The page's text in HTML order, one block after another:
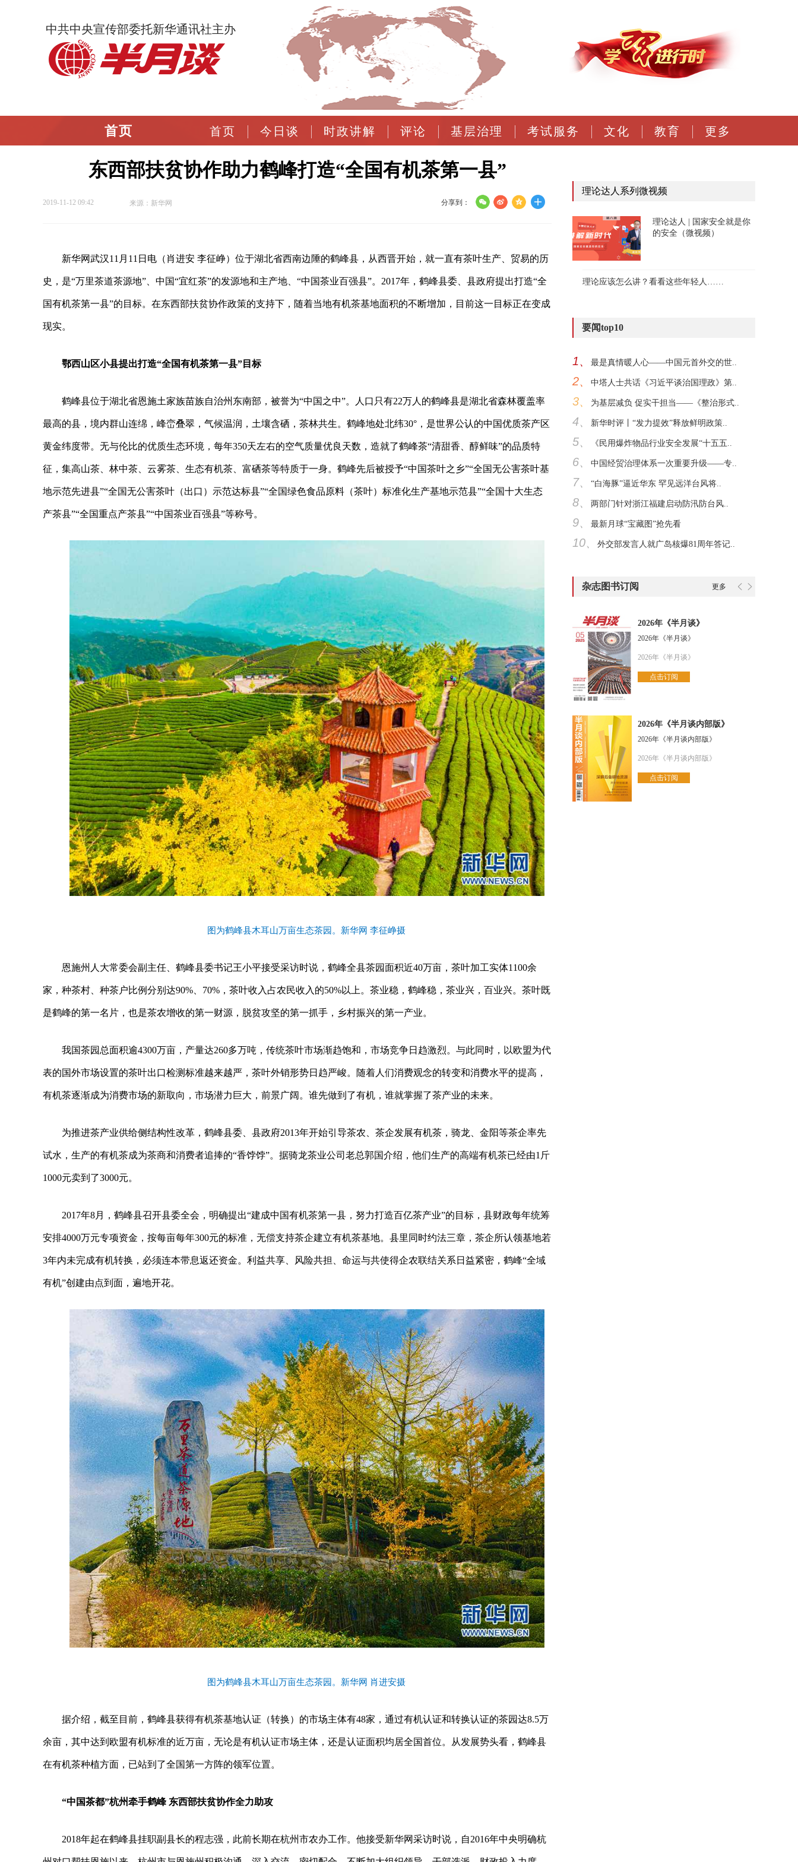
中共中央宣传部委托新华通讯社主办
首页 首页 今日谈 时政讲解 评论 基层治理 考试服务 文化 教育 更多
东西部扶贫协作助力鹤峰打造“全国有机茶第一县”
2019-11-12 09:42 来源：新华网 分享到：
新华网武汉11月11日电（肖进安 李征峥）位于湖北省西南边陲的鹤峰县，从西晋开始，就一直有茶叶生产、贸易的历
史，是“万里茶道茶源地”、中国“宜红茶”的发源地和主产地、“中国茶业百强县”。2017年，鹤峰县委、县政府提出打造“全
国有机茶第一县”的目标。在东西部扶贫协作政策的支持下，随着当地有机茶基地面积的不断增加，目前这一目标正在变成
现实。
鄂西山区小县提出打造“全国有机茶第一县”目标
鹤峰县位于湖北省恩施土家族苗族自治州东南部，被誉为“中国之中”。人口只有22万人的鹤峰县是湖北省森林覆盖率
最高的县，境内群山连绵，峰峦叠翠，气候温润，土壤含硒，茶林共生。鹤峰地处北纬30°，是世界公认的中国优质茶产区
黄金纬度带。无与伦比的优质生态环境，每年350天左右的空气质量优良天数，造就了鹤峰茶“清甜香、醇鲜味”的品质特
征，集高山茶、林中茶、云雾茶、生态有机茶、富硒茶等特质于一身。鹤峰先后被授予“中国茶叶之乡”“全国无公害茶叶基
地示范先进县”“全国无公害茶叶（出口）示范达标县”“全国绿色食品原料（茶叶）标准化生产基地示范县”“全国十大生态
产茶县”“全国重点产茶县”“中国茶业百强县”等称号。
图为鹤峰县木耳山万亩生态茶园。新华网 李征峥摄
恩施州人大常委会副主任、鹤峰县委书记王小平接受采访时说，鹤峰全县茶园面积近40万亩，茶叶加工实体1100余
家，种茶村、种茶户比例分别达90%、70%，茶叶收入占农民收入的50%以上。茶业稳，鹤峰稳，茶业兴，百业兴。茶叶既
是鹤峰的第一名片，也是茶农增收的第一财源，脱贫攻坚的第一抓手，乡村振兴的第一产业。
我国茶园总面积逾4300万亩，产量达260多万吨，传统茶叶市场渐趋饱和，市场竞争日趋激烈。与此同时，以欧盟为代
表的国外市场设置的茶叶出口检测标准越来越严，茶叶外销形势日趋严峻。随着人们消费观念的转变和消费水平的提高，
有机茶逐渐成为消费市场的新取向，市场潜力巨大，前景广阔。谁先做到了有机，谁就掌握了茶产业的未来。
为推进茶产业供给侧结构性改革，鹤峰县委、县政府2013年开始引导茶农、茶企发展有机茶，骑龙、金阳等茶企率先
试水，生产的有机茶成为茶商和消费者追捧的“香饽饽”。据骑龙茶业公司老总郭国介绍，他们生产的高端有机茶已经由1斤
1000元卖到了3000元。
2017年8月，鹤峰县召开县委全会，明确提出“建成中国有机茶第一县，努力打造百亿茶产业”的目标，县财政每年统筹
安排4000万元专项资金，按每亩每年300元的标准，无偿支持茶企建立有机茶基地。县里同时约法三章，茶企所认领基地若
3年内未完成有机转换，必须连本带息返还资金。利益共享、风险共担、命运与共使得企农联结关系日益紧密，鹤峰“全域
有机”创建由点到面，遍地开花。
图为鹤峰县木耳山万亩生态茶园。新华网 肖进安摄
据介绍，截至目前，鹤峰县获得有机茶基地认证（转换）的市场主体有48家，通过有机认证和转换认证的茶园达8.5万
余亩，其中达到欧盟有机标准的近万亩，无论是有机认证市场主体，还是认证面积均居全国首位。从发展势头看，鹤峰县
在有机茶种植方面，已站到了全国第一方阵的领军位置。
“中国茶都”杭州牵手鹤峰 东西部扶贫协作全力助攻
2018年起在鹤峰县挂职副县长的程志强，此前长期在杭州市农办工作。他接受新华网采访时说，自2016年中央明确杭
理论达人系列微视频
理论达人 | 国家安全就是你
的安全（微视频）
理论应该怎么讲？看看这些年轻人……
要闻top10
1、 最是真情暖人心——中国元首外交的世..
2、 中塔人士共话《习近平谈治国理政》第..
3、 为基层减负 促实干担当——《整治形式..
4、 新华时评丨“发力提效”释放鲜明政策..
5、 《民用爆炸物品行业安全发展“十五五..
6、 中国经贸治理体系一次重要升级——专..
7、 “白海豚”逼近华东 罕见远洋台风将..
8、 两部门针对浙江福建启动防汛防台风..
9、 最新月球“宝藏图”抢先看
10、 外交部发言人就广岛核爆81周年答记..
杂志图书订阅 更多
2026年《半月谈》
2026年《半月谈》
2026年《半月谈》
点击订阅
2026年《半月谈内部版》
2026年《半月谈内部版》
2026年《半月谈内部版》
点击订阅